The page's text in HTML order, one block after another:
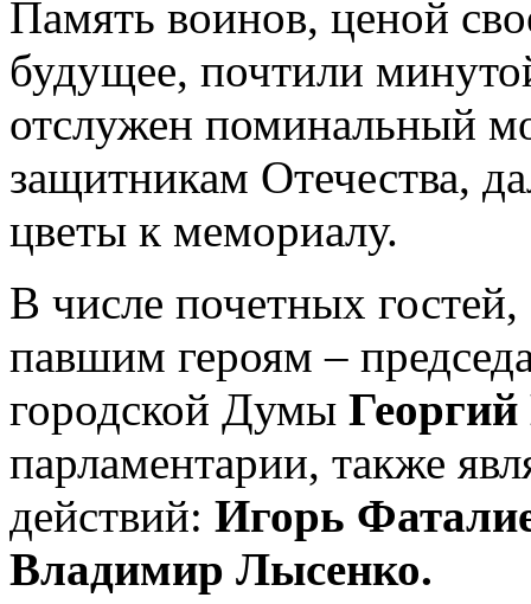
Память воинов, ценой
будущее, почтили
отслужен поминальный
защитникам Отечества,
цветы к мемориалу.
В числе почетных
павшим героям –
городской Думы
парламентарии, также
действий: Игорь
Владимир Лысенко.